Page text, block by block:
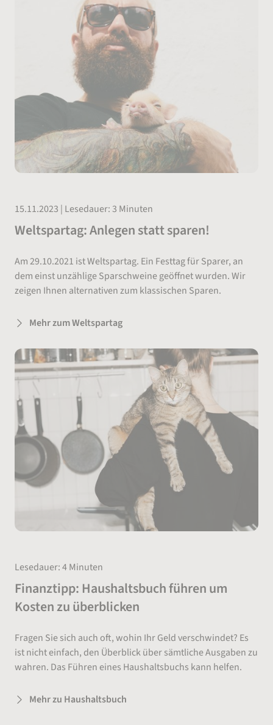
15.11.2023 | Lesedauer: 3 Minuten
Weltspartag: Anlegen statt sparen!
Am 29.10.2021 ist Weltspartag. Ein Festtag für Sparer, an
dem einst unzählige Sparschweine geöffnet wurden. Wir
zeigen Ihnen alternativen zum klassischen Sparen.
Mehr zum Weltspartag
Lesedauer: 4 Minuten
Finanztipp: Haushaltsbuch führen um
Kosten zu überblicken
Fragen Sie sich auch oft, wohin Ihr Geld verschwindet? Es
ist nicht einfach, den Überblick über sämtliche Ausgaben zu
wahren. Das Führen eines Haushaltsbuchs kann helfen.
Mehr zu Haushaltsbuch